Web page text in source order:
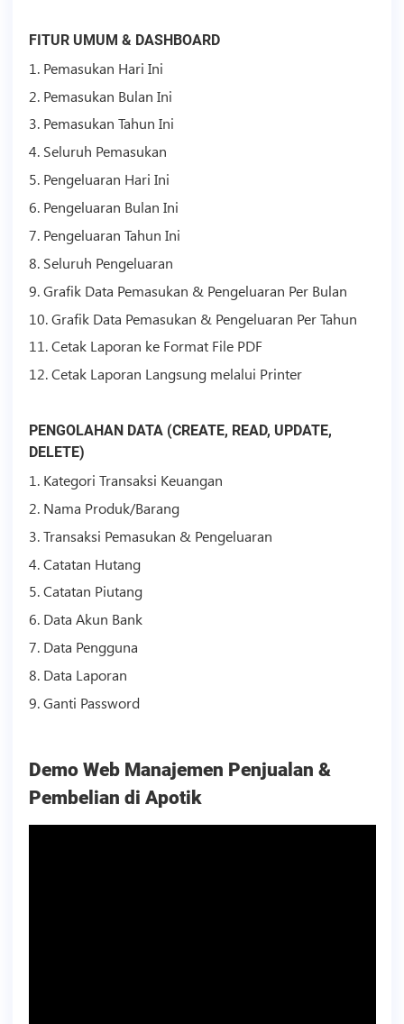
FITUR UMUM & DASHBOARD
1. Pemasukan Hari Ini
2. Pemasukan Bulan Ini
3. Pemasukan Tahun Ini
4. Seluruh Pemasukan
5. Pengeluaran Hari Ini
6. Pengeluaran Bulan Ini
7. Pengeluaran Tahun Ini
8. Seluruh Pengeluaran
9. Grafik Data Pemasukan & Pengeluaran Per Bulan
10. Grafik Data Pemasukan & Pengeluaran Per Tahun
11. Cetak Laporan ke Format File PDF
12. Cetak Laporan Langsung melalui Printer
PENGOLAHAN DATA (CREATE, READ, UPDATE,
DELETE)
1. Kategori Transaksi Keuangan
2. Nama Produk/Barang
3. Transaksi Pemasukan & Pengeluaran
4. Catatan Hutang
5. Catatan Piutang
6. Data Akun Bank
7. Data Pengguna
8. Data Laporan
9. Ganti Password
Demo Web Manajemen Penjualan &
Pembelian di Apotik